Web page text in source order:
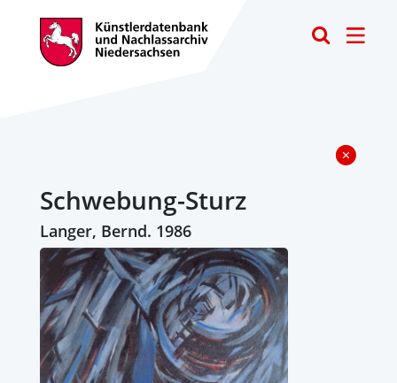
Schwebung-Sturz
Langer, Bernd. 1986